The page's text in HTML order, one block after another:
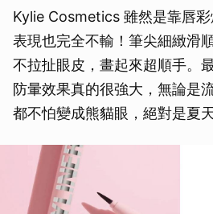
Kylie Cosmetics 雖然是靠唇
表現也完全不輸！筆尖細緻滑
不拉扯眼皮，畫起來超順手。
防暈效果真的很強大，無論是
都不怕變成熊貓眼，絕對是夏